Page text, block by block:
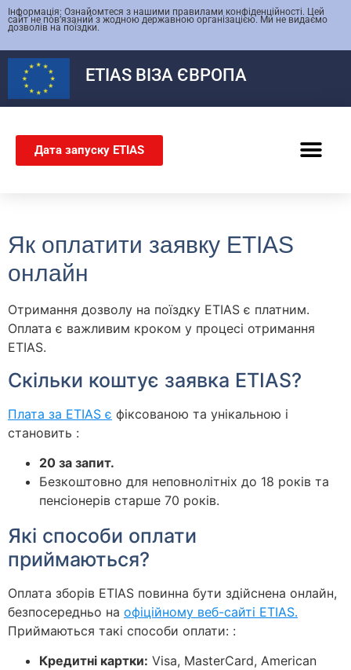
Інформація: Ознайомтеся з нашими правилами конфіденційності. Цей
сайт не пов’язаний з жодною державною організацією. Ми не видаємо
дозволів на поїздки.
ЕТІАSВІЗА ЄВРОПА
Дата запуску ETIAS
Як оплатити заявку ETIAS
онлайн
Отримання дозволу на поїздку ETIAS є платним.
Оплата є важливим кроком у процесі отримання
ETIAS.
Скільки коштує заявка ETIAS?
Плата за ETIAS є фіксованою та унікальною і
становить :
20 за запит.
Безкоштовно для неповнолітніх до 18 років та
пенсіонерів старше 70 років.
Які способи оплати
приймаються?
Оплата зборів ETIAS повинна бути здійснена онлайн,
безпосередньо на офіційному веб-сайті ETIAS.
Приймаються такі способи оплати: :
Кредитні картки: Visa, MasterCard, American